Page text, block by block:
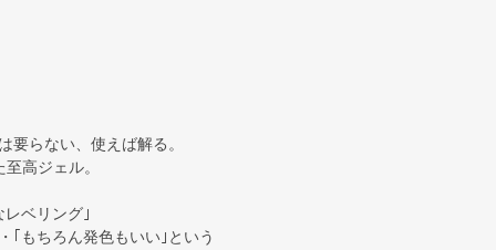
らない、使えば解る。
高ジェル。
ベリング｣
｢もちろん発色もいい｣という